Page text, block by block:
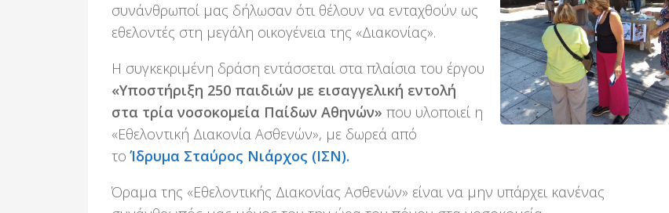
συνάνθρωποί μας δήλωσαν ότι θέλουν να ενταχθούν ως
εθελοντές στη μεγάλη οικογένεια της «Διακονίας».
Η συγκεκριμένη δράση εντάσσεται στα πλαίσια του έργου
«Υποστήριξη 250 παιδιών με εισαγγελική εντολή
στα τρία νοσοκομεία Παίδων Αθηνών» που υλοποιεί η
«Εθελοντική Διακονία Ασθενών», με δωρεά από
τοΊδρυμα Σταύρος Νιάρχος (ΙΣΝ).
Όραμα της «Εθελοντικής Διακονίας Ασθενών» είναι να μην υπάρχει κανένας